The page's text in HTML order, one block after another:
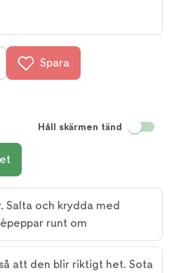
Spara
Håll skärmen tänd
Salta och krydda med
runt om
att den blir riktigt het. Sota